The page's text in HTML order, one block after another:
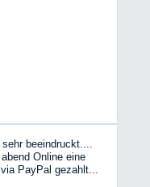
beeindruckt....
Online eine
PayPal gezahlt...